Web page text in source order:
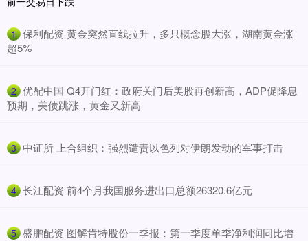
1 ​保利配资 黄金突然直线拉升，多只概念股大涨，湖南黄金涨
超5%
2 ​优配中国 Q4开门红：政府关门后美股再创新高，ADP促降息
预期，美债跳涨，黄金又新高
3 ​中证所 上合组织：强烈谴责以色列对伊朗发动的军事打击
4 ​长江配资 前4个月我国服务进出口总额26320.6亿元
5 ​盛鹏配资 图解肯特股份一季报：第一季度单季净利润同比增